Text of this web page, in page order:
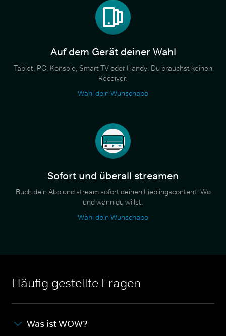
Auf dem Gerät deiner Wahl
Tablet, PC, Konsole, Smart TV oder Handy. Du brauchst keinen
Receiver.
Wähl dein Wunschabo
Sofort und überall streamen
Buch dein Abo und stream sofort deinen Lieblingscontent. Wo
und wann du willst.
Wähl dein Wunschabo
Häufig gestellte Fragen
Was ist WOW?